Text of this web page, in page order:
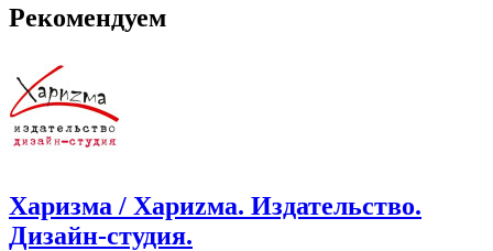
Рекомендуем
Харизма / Хариzма. Издательство.
Дизайн-студия.